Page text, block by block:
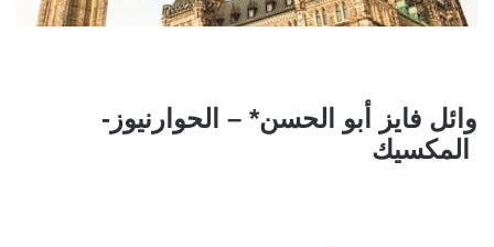
وائل فايز أبو الحسن* – الحوارنيوز-
المكسيك